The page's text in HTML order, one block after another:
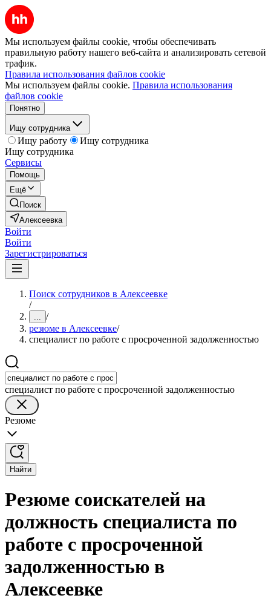
Мы используем файлы cookie, чтобы обеспечивать
правильную работу нашего веб-сайта и анализировать сетевой
трафик.
Правила использования файлов cookie
Мы используем файлы cookie. Правила использования
файлов cookie
Понятно
Ищу сотрудника
Ищу работу
Ищу сотрудника
Ищу сотрудника
Сервисы
Помощь
Ещё
Поиск
Алексеевка
Войти
Войти
Зарегистрироваться
Поиск сотрудников в Алексеевке
/
... /
резюме в Алексеевке/
специалист по работе с просроченной задолженностью
специалист по работе с просроченной задолженностью
Резюме
Найти
Резюме соискателей на
должность специалиста по
работе с просроченной
задолженностью в
Алексеевке